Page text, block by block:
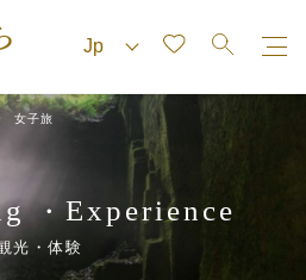
女子旅
・ Experience
光・体験